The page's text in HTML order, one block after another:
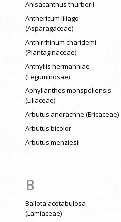
Anisacanthus thurberii
Anthericum liliago
(Asparagaceae)
Anthirrhinum charidemi
(Plantaginaceae)
Anthyllis hermanniae
(Leguminosae)
Aphyllanthes monspeliensis
(Liliaceae)
Arbutus andrachne (Ericaceae)
Arbutus bicolor
Arbutus menziesii
B
Ballota acetabulosa
(Lamiaceae)